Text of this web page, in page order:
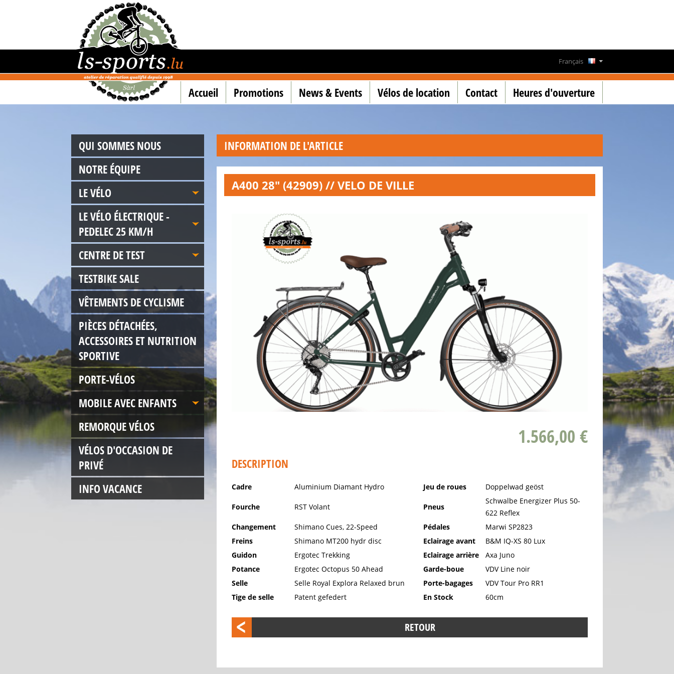
Deutsch
Français
English
Accueil Promotions News & Events Vélos de location Contact Heures d'ouverture
QUI SOMMES NOUS
NOTRE ÉQUIPE
LE VÉLO
LE VÉLO ÉLECTRIQUE -
PEDELEC 25 KM/H
CENTRE DE TEST
TESTBIKE SALE
VÊTEMENTS DE CYCLISME
PIÈCES DÉTACHÉES,
ACCESSOIRES ET NUTRITION
SPORTIVE
PORTE-VÉLOS
MOBILE AVEC ENFANTS
REMORQUE VÉLOS
VÉLOS D'OCCASION DE
PRIVÉ
INFO VACANCE
INFORMATION DE L'ARTICLE
A400 28" (42909) // VELO DE VILLE
1.566,00 €
DESCRIPTION
Cadre Aluminium Diamant Hydro Jeu de roues Doppelwad geöst
Fourche RST Volant Pneus
Schwalbe Energizer Plus 50-
622 Reflex
Changement
Shimano Cues, 22-Speed Pédales
Marwi SP2823
Freins
Shimano MT200 hydr disc Eclairage avant
B&M IQ-XS 80 Lux
Guidon
Ergotec Trekking Eclairage arrière
Axa Juno
Potance
Ergotec Octopus 50 Ahead Garde-boue
VDV Line noir
Selle
Selle Royal Explora Relaxed brun Porte-bagages
VDV Tour Pro RR1
Tige de selle
Patent gefedert En Stock 60cm
RETOUR